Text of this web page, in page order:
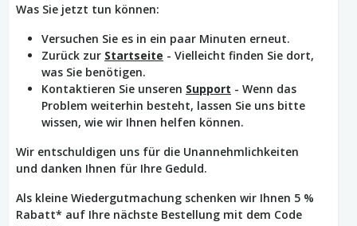
Was Sie jetzt tun können:
Versuchen Sie es in ein paar Minuten erneut.
Zurück zur Startseite - Vielleicht finden Sie dort,
was Sie benötigen.
Kontaktieren Sie unseren Support - Wenn das
Problem weiterhin besteht, lassen Sie uns bitte
wissen, wie wir Ihnen helfen können.
Wir entschuldigen uns für die Unannehmlichkeiten
und danken Ihnen für Ihre Geduld.
Als kleine Wiedergutmachung schenken wir Ihnen 5 %
Rabatt* auf Ihre nächste Bestellung mit dem Code